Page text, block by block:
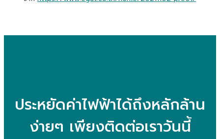
ประหยัดค่าไฟฟ้าได้ถึงหลักล้าน
ง่ายๆ เพียงติดต่อเราวันนี้